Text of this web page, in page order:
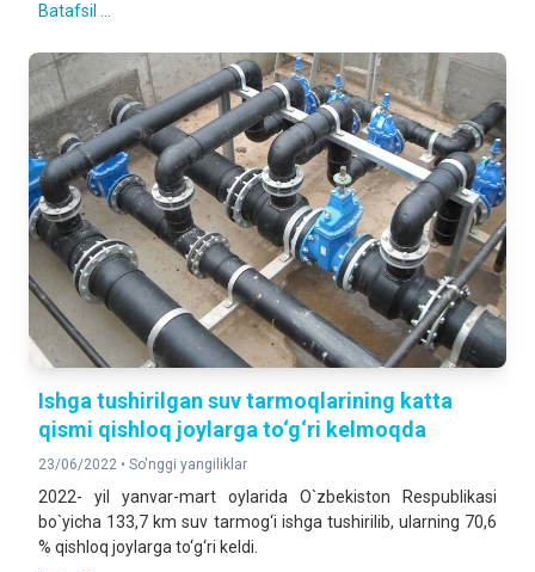
Batafsil ...
Ishga tushirilgan suv tarmoqlarining katta
qismi qishloq joylarga to‘g‘ri kelmoqda
23/06/2022 • So'nggi yangiliklar
2022- yil yanvar-mart oylarida O`zbekiston Respublikasi
bo`yicha 133,7 km suv tarmog‘i ishga tushirilib, ularning 70,6
% qishloq joylarga to‘g‘ri keldi.